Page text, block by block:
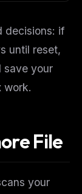
decisions: if
until reset,
save your
work.
File
your